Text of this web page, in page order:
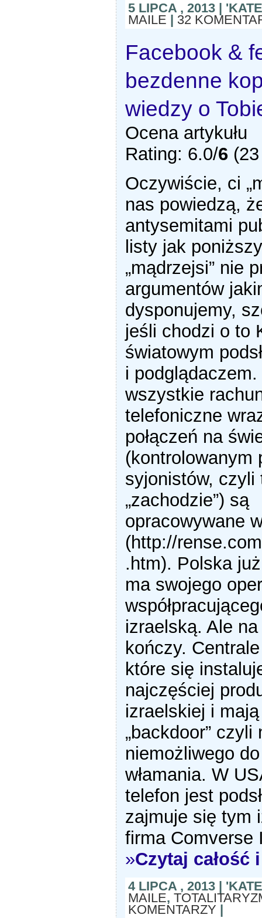
5 LIPCA , 2013 |
MAILE
32
Facebook &
bezdenne
wiedzy o
Ocena artykułu
Rating: 6.0/6
Oczywiście, ci
nas powiedzą,
antysemitami
listy jak
„mądrzejsi” nie
argumentów
dysponujemy,
jeśli chodzi o to
światowym
i
wszystkie
telefoniczne
połączeń na
(kontrolowanym
syjonistów, czyli
„zachodzie”) są
opracowywane
(http://
.htm). Polska
ma swojego
izraelską. Ale
kończy.
które się
najczęściej
izraelskiej i
„backdoor”
niemożliwego
włamania. W
telefon jest
zajmuje się tym
firma Comverse
»Czytaj
4 LIPCA , 2013 |
MAILE,
KOMENTARZY |